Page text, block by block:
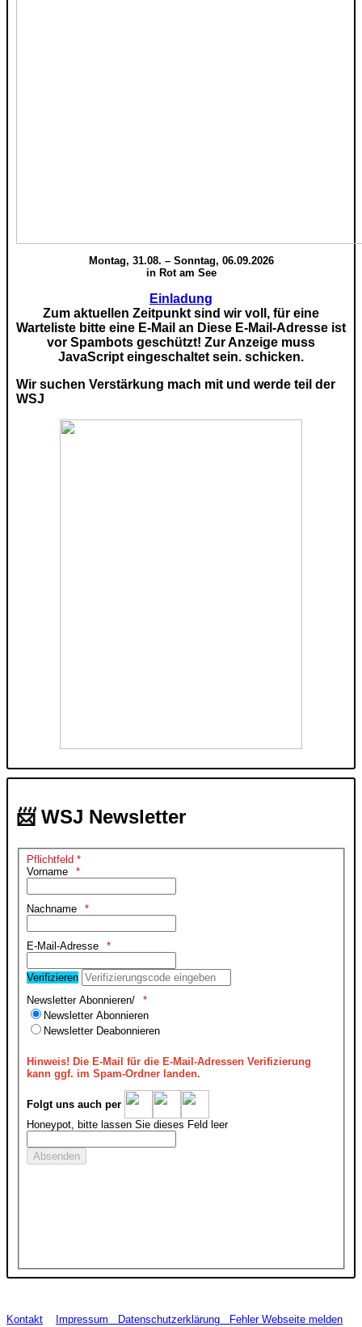
Montag, 31.08. – Sonntag, 06.09.2026
in Rot am See
Einladung
Zum aktuellen Zeitpunkt sind wir voll, für eine
Warteliste bitte eine E-Mail an Diese E-Mail-Adresse ist
vor Spambots geschützt! Zur Anzeige muss
JavaScript eingeschaltet sein. schicken.
Wir suchen Verstärkung mach mit und werde teil der
WSJ
📨 WSJ Newsletter
Pflichtfeld *
Vorname
Nachname
E-Mail-Adresse
Verifizieren
Newsletter Abonnieren/
Newsletter Abonnieren
Newsletter Deabonnieren
Hinweis!Die E-Mail für die E-Mail-Adressen Verifizierung
kann ggf. im Spam-Ordner landen.
Folgt uns auch per
Honeypot, bitte lassen Sie dieses Feld leer
Kontakt Impressum Datenschutzerklärung Fehler Webseite melden